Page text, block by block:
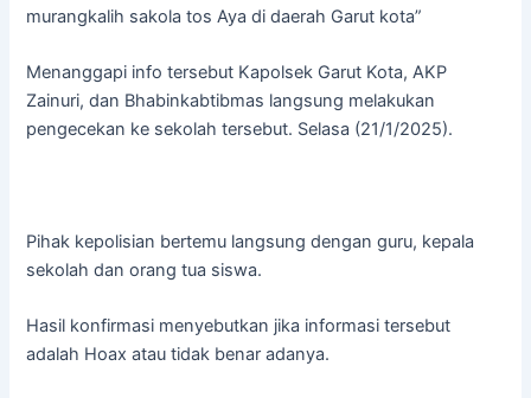
murangkalih sakola tos Aya di daerah Garut kota”
Menanggapi info tersebut Kapolsek Garut Kota, AKP
Zainuri, dan Bhabinkabtibmas langsung melakukan
pengecekan ke sekolah tersebut. Selasa (21/1/2025).
Pihak kepolisian bertemu langsung dengan guru, kepala
sekolah dan orang tua siswa.
Hasil konfirmasi menyebutkan jika informasi tersebut
adalah Hoax atau tidak benar adanya.